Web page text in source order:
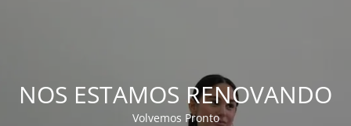
NOS ESTAMOS RENOVANDO
Volvemos Pronto